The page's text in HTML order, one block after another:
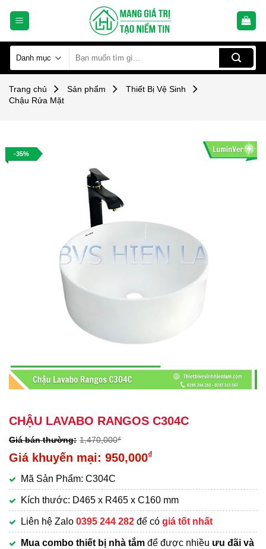
kiếm:
Trang chủ Sản phẩm
Thiết Bị Vệ Sinh
Chậu Rửa Mặt
-35%
CHẬU LAVABO RANGOS C304C
1,470,000₫
Giá
là:
1,470,000₫.
950,000₫
hiện
tại
là:
950,000₫.
Mã Sản Phẩm: C304C
Kích thước: D465 x R465 x C160 mm
Liên hệ Zalo 0395 244 282 để có giá tốt nhất
Mua combo thiết bị nhà tắm để được nhiều ưu đãi và